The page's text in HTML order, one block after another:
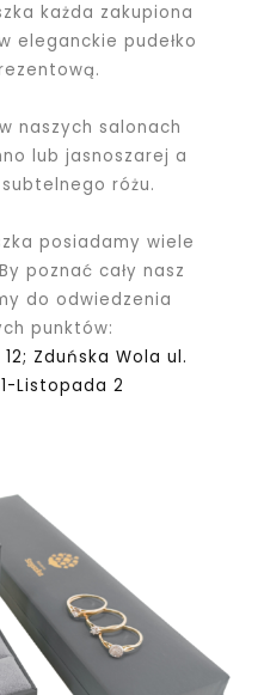
każda zakupiona
eleganckie pudełko
naszych salonach
lub jasnoszarej a
różu.
posiadamy wiele
poznać cały nasz
do odwiedzenia
punktów:
Zduńska Wola ul.
Listopada 2